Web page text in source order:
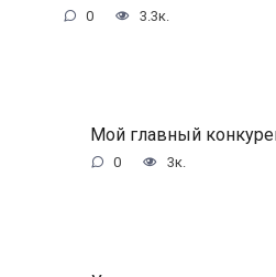
0 3.3к.
Мой главный
0 3к.